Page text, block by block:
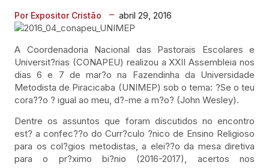
Por Expositor Cristão abril 29, 2016
A Coordenadoria Nacional das Pastorais Escolares e
Universit?rias (CONAPEU) realizou a XXII Assembleia nos
dias 6 e 7 de mar?o na Fazendinha da Universidade
Metodista de Piracicaba (UNIMEP) sob o tema: ?Se o teu
cora??o ? igual ao meu, d?-me a m?o? (John Wesley).
Dentre os assuntos que foram discutidos no encontro
est? a confec??o do Curr?culo ?nico de Ensino Religioso
para os col?gios metodistas, a elei??o da mesa diretiva
para o pr?ximo bi?nio (2016-2017), acertos nos